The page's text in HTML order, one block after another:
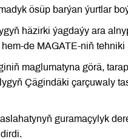
ösüp barýan ýurtlar
häzirki ýagdaýy ara
de MAGATE-niň
maglumatyna görä,
Çägindäki çarçuwaly
guramaçylyk